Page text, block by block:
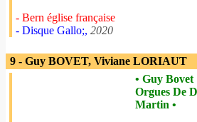
- Bern église française
- Disque Gallo;, 2020
9 - Guy BOVET, Viviane LORIAUT
• Guy
Orgues De
Martin •